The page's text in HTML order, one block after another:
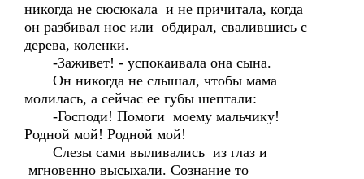
никогда не сюсюкала и не причитала, когда
он разбивал нос или обдирал, свалившись с
дерева, коленки.
-Заживет! - успокаивала она сына.
Он никогда не слышал, чтобы мама
молилась, а сейчас ее губы шептали:
-Господи! Помоги моему мальчику!
Родной мой! Родной мой!
Слезы сами выливались из глаз и
мгновенно высыхали. Сознание то